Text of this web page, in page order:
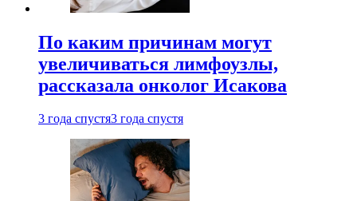
По каким причинам могут
увеличиваться лимфоузлы,
рассказала онколог Исакова
3 года спустя3 года спустя